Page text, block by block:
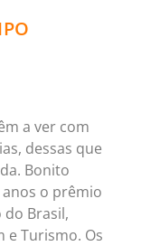
a ver com
dessas que
Bonito
o prêmio
Brasil,
e Turismo. Os